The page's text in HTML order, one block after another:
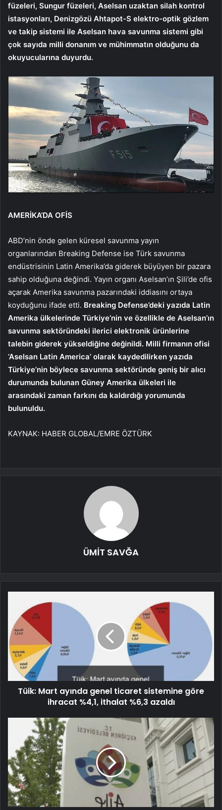
füzeleri, Sungur füzeleri, Aselsan uzaktan silah kontrol
istasyonları, Denizgözü Ahtapot-S elektro-optik gözlem
ve takip sistemi ile Aselsan hava savunma sistemi gibi
çok sayıda milli donanım ve mühimmatın olduğunu da
okuyucularına duyurdu.
AMERİKA’DA OFİS
ABD’nin önde gelen küresel savunma yayın
organlarından Breaking Defense ise Türk savunma
endüstrisinin Latin Amerika’da giderek büyüyen bir pazara
sahip olduğuna değindi. Yayın organı Aselsan’ın Şili’de ofis
açarak Amerika savunma pazarındaki iddiasını ortaya
koyduğunu ifade etti. Breaking Defense’deki yazıda Latin
Amerika ülkelerinde Türkiye’nin ve özellikle de Aselsan’ın
savunma sektöründeki ilerici elektronik ürünlerine
talebin giderek yükseldiğine değinildi. Milli firmanın ofisi
‘Aselsan Latin America’ olarak kaydedilirken yazıda
Türkiye’nin böylece savunma sektöründe geniş bir alıcı
durumunda bulunan Güney Amerika ülkeleri ile
arasındaki zaman farkını da kaldırdığı yorumunda
bulunuldu.
KAYNAK: HABER GLOBAL/EMRE ÖZTÜRK
ÜMİT SAVĞA
Tüik: Mart ayında genel ticaret sistemine göre
ihracat %4,1, ithalat %6,3 azaldı